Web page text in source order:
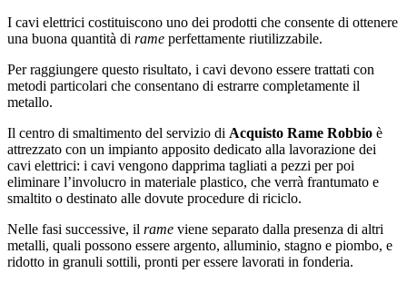
I cavi elettrici costituiscono uno dei prodotti che consente di ottenere
una buona quantità di rame perfettamente riutilizzabile.
Per raggiungere questo risultato, i cavi devono essere trattati con
metodi particolari che consentano di estrarre completamente il
metallo.
Il centro di smaltimento del servizio di Acquisto Rame Robbio è
attrezzato con un impianto apposito dedicato alla lavorazione dei
cavi elettrici: i cavi vengono dapprima tagliati a pezzi per poi
eliminare l’involucro in materiale plastico, che verrà frantumato e
smaltito o destinato alle dovute procedure di riciclo.
Nelle fasi successive, il rame viene separato dalla presenza di altri
metalli, quali possono essere argento, alluminio, stagno e piombo, e
ridotto in granuli sottili, pronti per essere lavorati in fonderia.